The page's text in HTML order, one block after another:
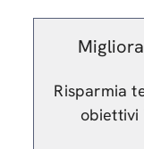
Risparmia
obiettivi